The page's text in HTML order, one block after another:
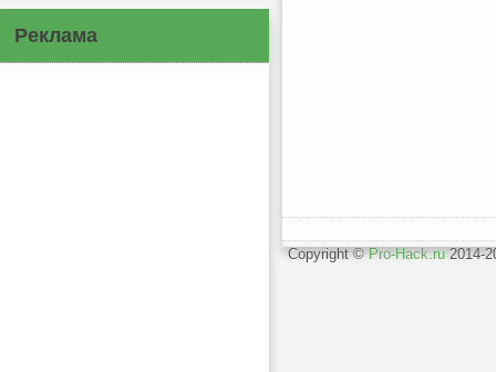
Реклама
Copyright ©Pro-Hack.ru2014-